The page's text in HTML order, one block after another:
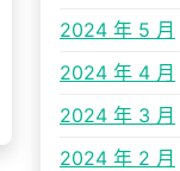
2024 年 5 月
2024 年 4 月
2024 年 3 月
2024 年 2 月